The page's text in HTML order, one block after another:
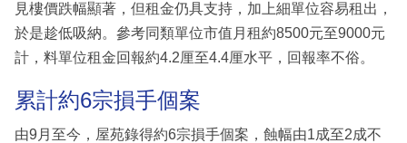
見樓價跌幅顯著，但租金仍具支持，加上細單位容易租出，
於是趁低吸納。參考同類單位市值月租約8500元至9000元
計，料單位租金回報約4.2厘至4.4厘水平，回報率不俗。
累計約6宗損手個案
由9月至今，屋苑錄得約6宗損手個案，蝕幅由1成至2成不